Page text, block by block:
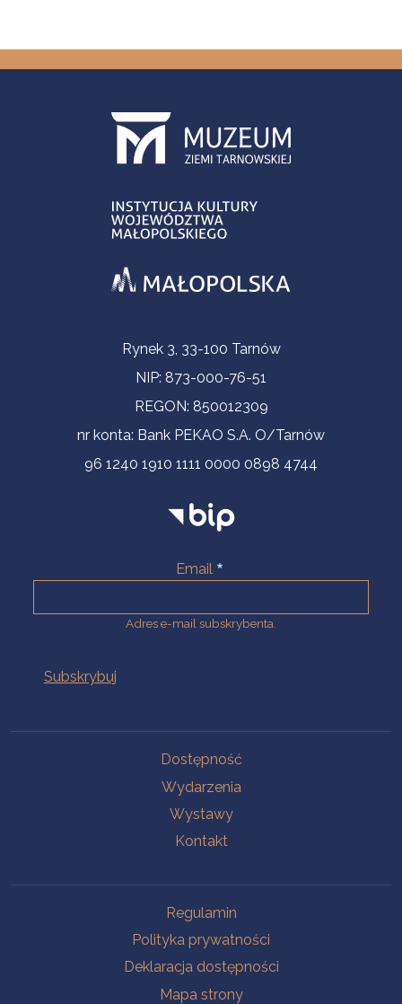
Informacje kontaktoweRynek 3, 33-100 Tarnów
NIP: 873-000-76-51
REGON: 850012309
nr konta: Bank PEKAO S.A. O/Tarnów
96 1240 1910 1111 0000 0898 4744
Email
Adres e-mail subskrybenta.
Dostępność
Wydarzenia
Wystawy
Kontakt
Regulamin
Polityka prywatności
Deklaracja dostępności
Mapa strony